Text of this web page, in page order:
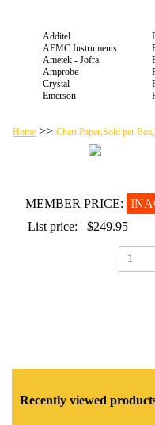
Additel
AEMC Instruments
Ametek - Jofra
Amprobe
Crystal
Emerson
Home >> Chart Paper,Sold per
MEMBER PRICE:
List price:
$249.95
Recently viewed